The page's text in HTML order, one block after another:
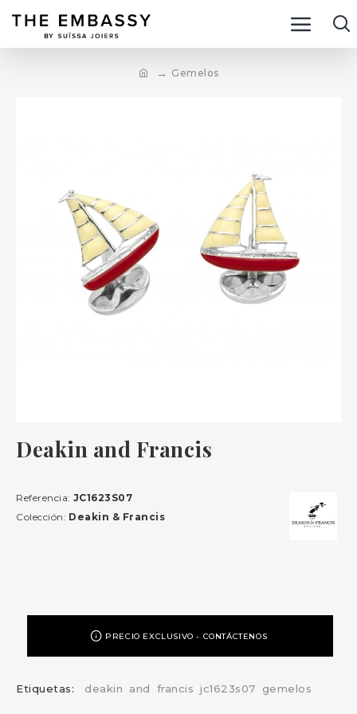
Gemelos
Deakin and Francis
Referencia: JC1623S07
Colección: Deakin & Francis
PRECIO EXCLUSIVO - CONTÁCTENOS
Etiquetas: deakin and francis jc1623s07 gemelos